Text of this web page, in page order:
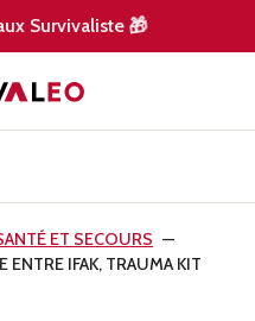
Survivaliste 🎁
ET SECOURS
ENTRE IFAK, TRAUMA KIT